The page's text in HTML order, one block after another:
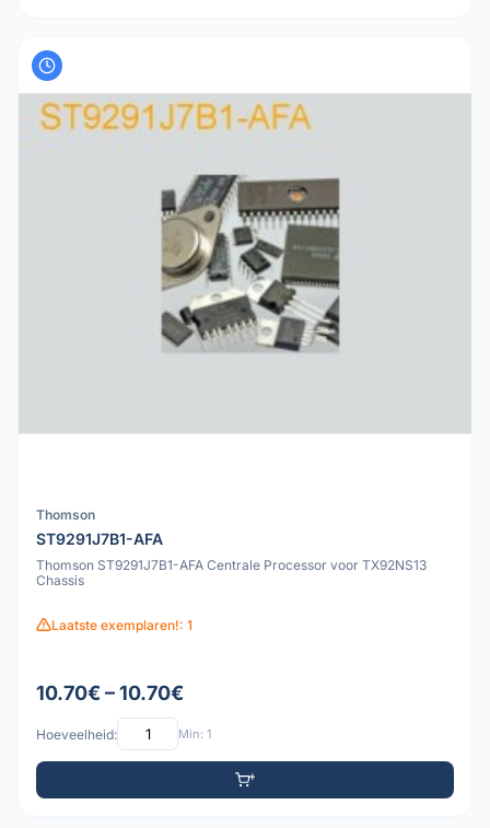
Thomson
ST9291J7B1-AFA
Thomson ST9291J7B1-AFA Centrale Processor voor TX92NS13
Chassis
Laatste exemplaren!: 1
10.70€ – 10.70€
Hoeveelheid: Min: 1